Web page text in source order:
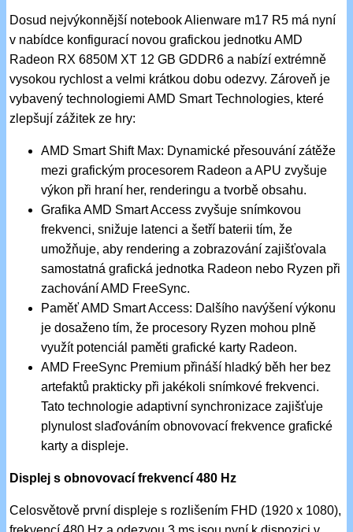
Dosud nejvýkonnější notebook Alienware m17 R5 má nyní
v nabídce konfigurací novou grafickou jednotku AMD
Radeon RX 6850M XT 12 GB GDDR6 a nabízí extrémně
vysokou rychlost a velmi krátkou dobu odezvy. Zároveň je
vybavený technologiemi AMD Smart Technologies, které
zlepšují zážitek ze hry:
AMD Smart Shift Max: Dynamické přesouvání zátěže
mezi grafickým procesorem Radeon a APU zvyšuje
výkon při hraní her, renderingu a tvorbě obsahu.
Grafika AMD Smart Access zvyšuje snímkovou
frekvenci, snižuje latenci a šetří baterii tím, že
umožňuje, aby rendering a zobrazování zajišťovala
samostatná grafická jednotka Radeon nebo Ryzen při
zachování AMD FreeSync.
Paměť AMD Smart Access: Dalšího navýšení výkonu
je dosaženo tím, že procesory Ryzen mohou plně
využít potenciál paměti grafické karty Radeon.
AMD FreeSync Premium přináší hladký běh her bez
artefaktů prakticky při jakékoli snímkové frekvenci.
Tato technologie adaptivní synchronizace zajišťuje
plynulost slaďováním obnovovací frekvence grafické
karty a displeje.
Displej s obnovovací frekvencí 480 Hz
Celosvětově první displeje s rozlišením FHD (1920 x 1080),